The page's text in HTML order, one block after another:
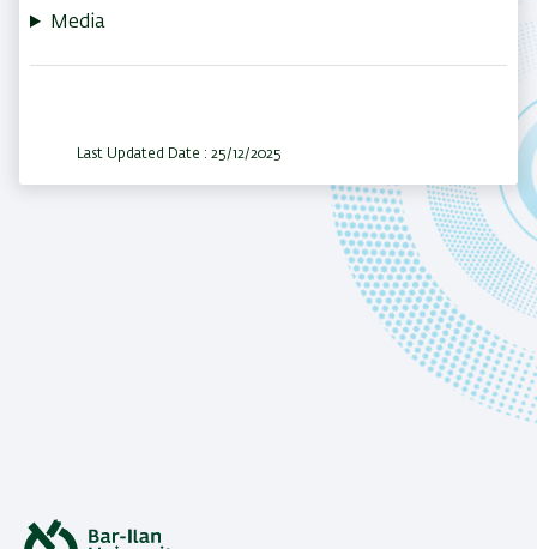
Media
Last Updated Date : 25/12/2025